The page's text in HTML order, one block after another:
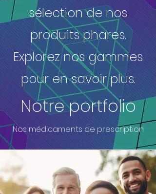
sélection de nos
produits phares.
Explorez nos gammes
pour en savoir plus.
Notre portfolio
Nos médicaments de prescription